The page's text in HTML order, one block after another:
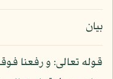
بيان
قوله تعالى: و رفعنا